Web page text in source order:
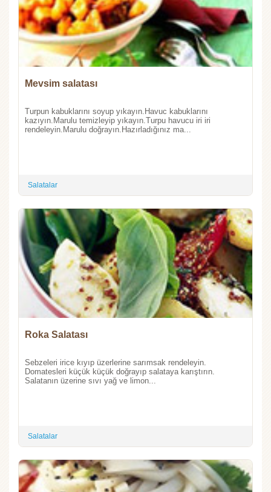
Mevsim salatası
Turpun kabuklarını soyup yıkayın.Havuc kabuklarını
kazıyın.Marulu temizleyip yıkayın.Turpu havucu iri iri
rendeleyin.Marulu doğrayın.Hazırladığınız ma...
Salatalar
Roka Salatası
Sebzeleri irice kıyıp üzerlerine sarımsak rendeleyin.
Domatesleri küçük küçük doğrayıp salataya karıştırın.
Salatanın üzerine sıvı yağ ve limon...
Salatalar